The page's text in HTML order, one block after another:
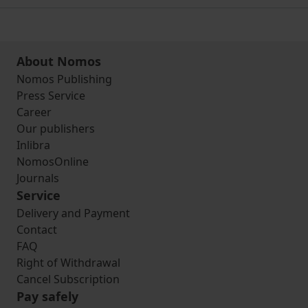
About Nomos
Nomos Publishing
Press Service
Career
Our publishers
Inlibra
NomosOnline
Journals
Service
Delivery and Payment
Contact
FAQ
Right of Withdrawal
Cancel Subscription
Pay safely